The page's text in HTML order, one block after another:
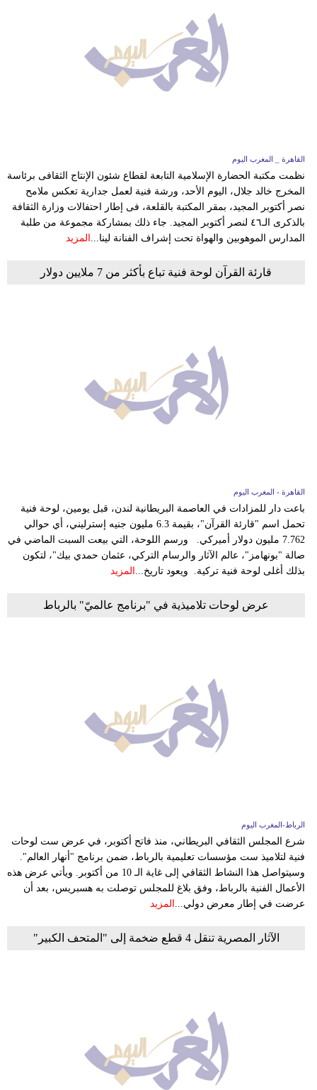
القاهرة _ المغرب اليوم
نظمت مكتبة الحضارة الإسلامية التابعة لقطاع شئون الإنتاج الثقافى برئاسة
المخرج خالد جلال، اليوم الأحد، ورشة فنية لعمل جدارية تعكس ملامح
نصر أكتوبر المجيد، بمقر المكتبة بالقلعة، فى إطار احتفالات وزارة الثقافة
بالذكرى الـ٤٦ لنصر أكتوبر المجيد. جاء ذلك بمشاركة مجموعة من طلبة
المدارس الموهوبين والهواة تحت إشراف الفنانة لينا...
المزيد
قارئة القرآن لوحة فنية تباع بأكثر من 7 ملايين دولار
القاهرة - المغرب اليوم
باعت دار للمزادات في العاصمة البريطانية لندن، قبل يومين، لوحة فنية
تحمل اسم "قارئة القرآن"، بقيمة 6.3 مليون جنيه إسترليني، أي حوالي
7.762 مليون دولار أميركي. ورسم اللوحة، التي بيعت السبت الماضي في
صالة "بونهامز"، عالم الآثار والرسام التركي، عثمان حمدي بيك"، لتكون
بذلك أغلى لوحة فنية تركية. ويعود تاريخ... المزيد
عرض لوحات تلاميذية في "برنامج عالميّ" بالرباط
الرباط-المغرب اليوم
شرع المجلس الثقافي البريطاني، منذ فاتح أكتوبر، في عرض ست لوحات
فنية لتلاميذ ست مؤسسات تعليمية بالرباط، ضمن برنامج "أنهار العالم".
وسيتواصل هذا النشاط الثقافي إلى غاية الـ 10 من أكتوبر. ويأتي عرض هذه
الأعمال الفنية بالرباط، وفق بلاغ للمجلس توصلت به هسبريس، بعد أن
عرضت في إطار معرض دولي... المزيد
الآثار المصرية تنقل 4 قطع ضخمة إلى "المتحف الكبير"